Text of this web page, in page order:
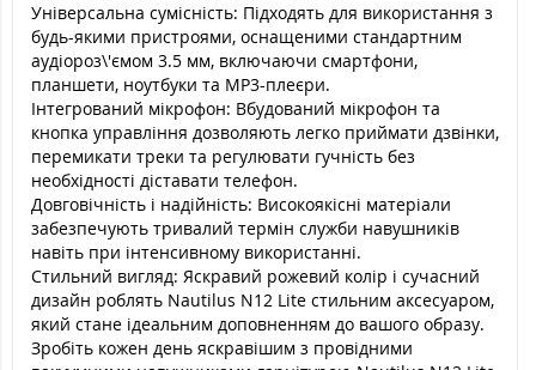
Універсальна сумісність: Підходять для використання з
будь-якими пристроями, оснащеними стандартним
аудіороз\'ємом 3.5 мм, включаючи смартфони,
планшети, ноутбуки та MP3-плеєри.
Інтегрований мікрофон: Вбудований мікрофон та
кнопка управління дозволяють легко приймати дзвінки,
перемикати треки та регулювати гучність без
необхідності діставати телефон.
Довговічність і надійність: Високоякісні матеріали
забезпечують тривалий термін служби навушників
навіть при інтенсивному використанні.
Стильний вигляд: Яскравий рожевий колір і сучасний
дизайн роблять Nautilus N12 Lite стильним аксесуаром,
який стане ідеальним доповненням до вашого образу.
Зробіть кожен день яскравішим з провідними